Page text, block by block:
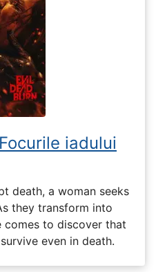
iadului
death, a woman seeks
they transform into
comes to discover that
even in death.